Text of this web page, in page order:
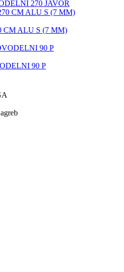
270 JAVOR
CM ALU S (7 MM)
90 P